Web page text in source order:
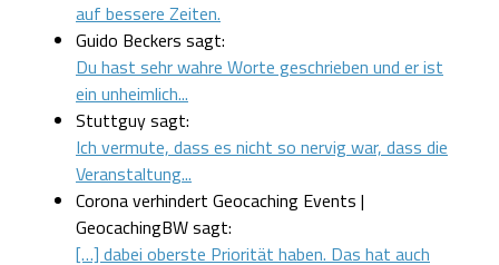
auf bessere Zeiten.
Guido Beckers sagt:
Du hast sehr wahre Worte geschrieben und er ist
ein unheimlich...
Stuttguy sagt:
Ich vermute, dass es nicht so nervig war, dass die
Veranstaltung...
Corona verhindert Geocaching Events |
GeocachingBW sagt:
[…] dabei oberste Priorität haben. Das hat auch